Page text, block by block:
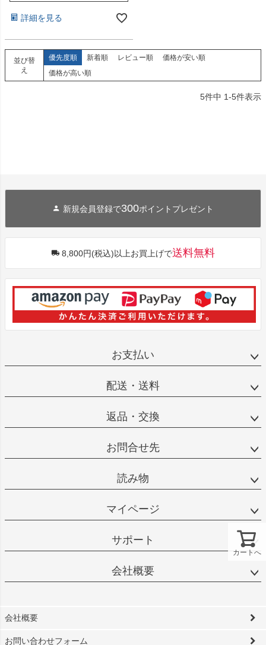
詳細を見る
並び替
え
優先度順 新着順 レビュー順
価格が安い順
価格が高い順
5件中 1-5件表示
カートへ
新規会員登録で300ポイントプレゼント
8,800円(税込)以上お買上げで送料無料
お支払い
配送・送料
返品・交換
お問合せ先
読み物
マイページ
サポート
会社概要
会社概要
お問い合わせフォーム